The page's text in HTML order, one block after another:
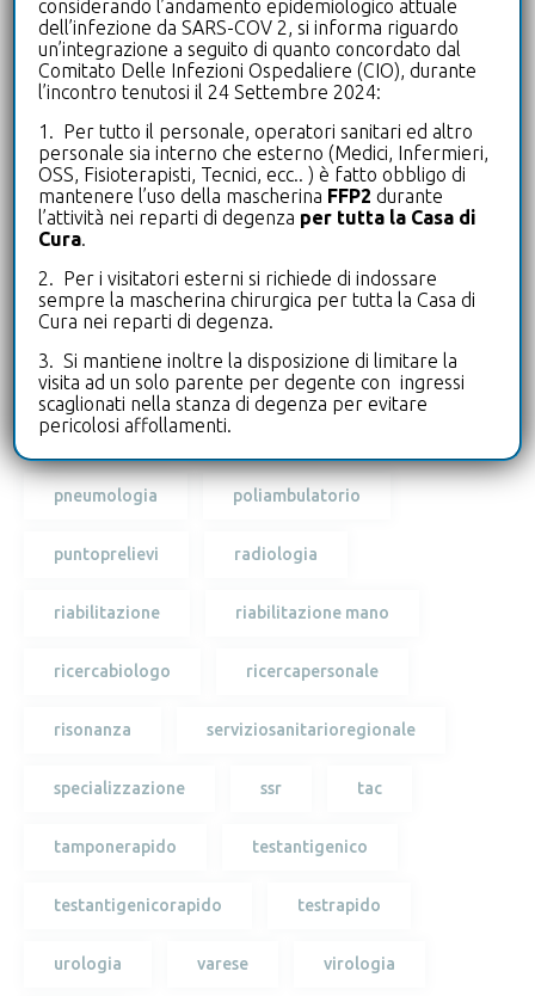
occasione della Giornata Internazionale
dell’Infermiere
Tags
biologo cardiologia diagnostica
laboratorioanalisi
microbiologia microbiota intestinale
neurologia oculistica
pneumologia poliambulatorio
puntoprelievi radiologia
riabilitazione riabilitazione mano
ricercabiologo ricercapersonale
risonanza serviziosanitarioregionale
specializzazione ssr tac
tamponerapido testantigenico
testantigenicorapido testrapido
urologia varese virologia
considerando l’andamento epidemiologico attuale
dell’infezione da SARS-COV 2, si informa riguardo
un’integrazione a seguito di quanto concordato dal
Comitato Delle Infezioni Ospedaliere (CIO), durante
l’incontro tenutosi il 24 Settembre 2024:
1. Per tutto il personale, operatori sanitari ed altro
personale sia interno che esterno (Medici, Infermieri,
OSS, Fisioterapisti, Tecnici, ecc.. ) è fatto obbligo di
mantenere l’uso della mascherina FFP2 durante
l’attività nei reparti di degenza per tutta la Casa di
Cura.
2. Per i visitatori esterni si richiede di indossare
sempre la mascherina chirurgica per tutta la Casa di
Cura nei reparti di degenza.
3. Si mantiene inoltre la disposizione di limitare la
visita ad un solo parente per degente con ingressi
scaglionati nella stanza di degenza per evitare
pericolosi affollamenti.